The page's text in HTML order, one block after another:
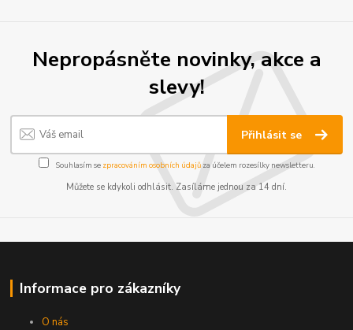
Nepropásněte novinky, akce a
slevy!
Přihlásit se
Souhlasím se zpracováním osobních údajůza účelem rozesílky newsletteru.
Můžete se kdykoli odhlásit. Zasíláme jednou za 14 dní.
Informace pro zákazníky
O nás